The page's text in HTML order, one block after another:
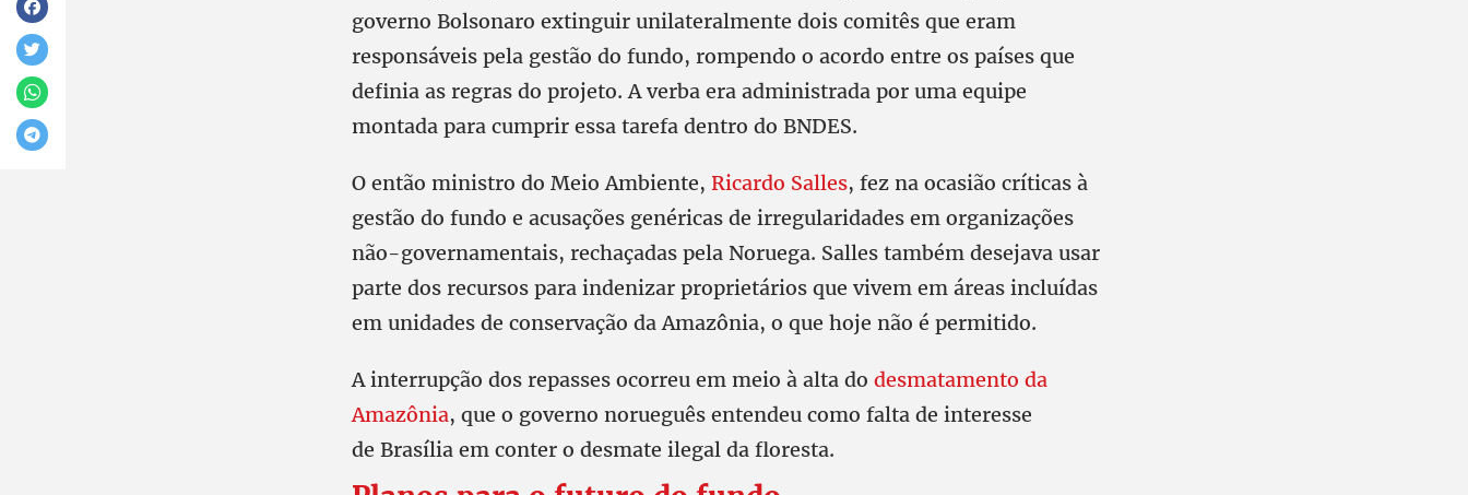
governo Bolsonaro extinguir unilateralmente dois comitês que eram
responsáveis pela gestão do fundo, rompendo o acordo entre os países que
definia as regras do projeto. A verba era administrada por uma equipe
montada para cumprir essa tarefa dentro do BNDES.
O então ministro do Meio Ambiente, Ricardo Salles, fez na ocasião críticas à
gestão do fundo e acusações genéricas de irregularidades em organizações
não-governamentais, rechaçadas pela Noruega. Salles também desejava usar
parte dos recursos para indenizar proprietários que vivem em áreas incluídas
em unidades de conservação da Amazônia, o que hoje não é permitido.
A interrupção dos repasses ocorreu em meio à alta do desmatamento da
Amazônia, que o governo norueguês entendeu como falta de interesse
de Brasília em conter o desmate ilegal da floresta.